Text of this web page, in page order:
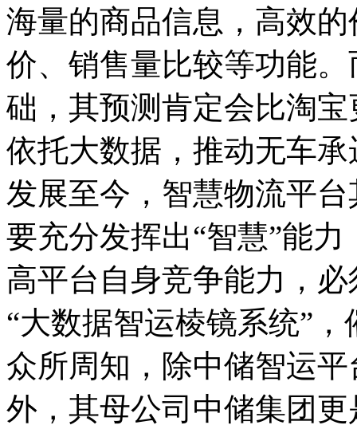
海量的商品信息，高效
价、销售量比较等功能
础，其预测肯定会比淘
依托大数据，推动无车
发展至今，智慧物流平
要充分发挥出“智慧”能
高平台自身竞争能力，
“大数据智运棱镜系统”
众所周知，除中储智运
外，其母公司中储集团